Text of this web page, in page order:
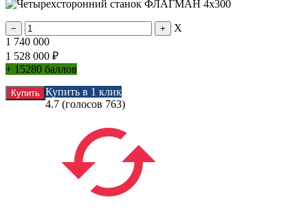
X
1 740 000
1 528 000 ₽
+ 15280 баллов
Купить в 1 клик
4.7 (голосов 763)